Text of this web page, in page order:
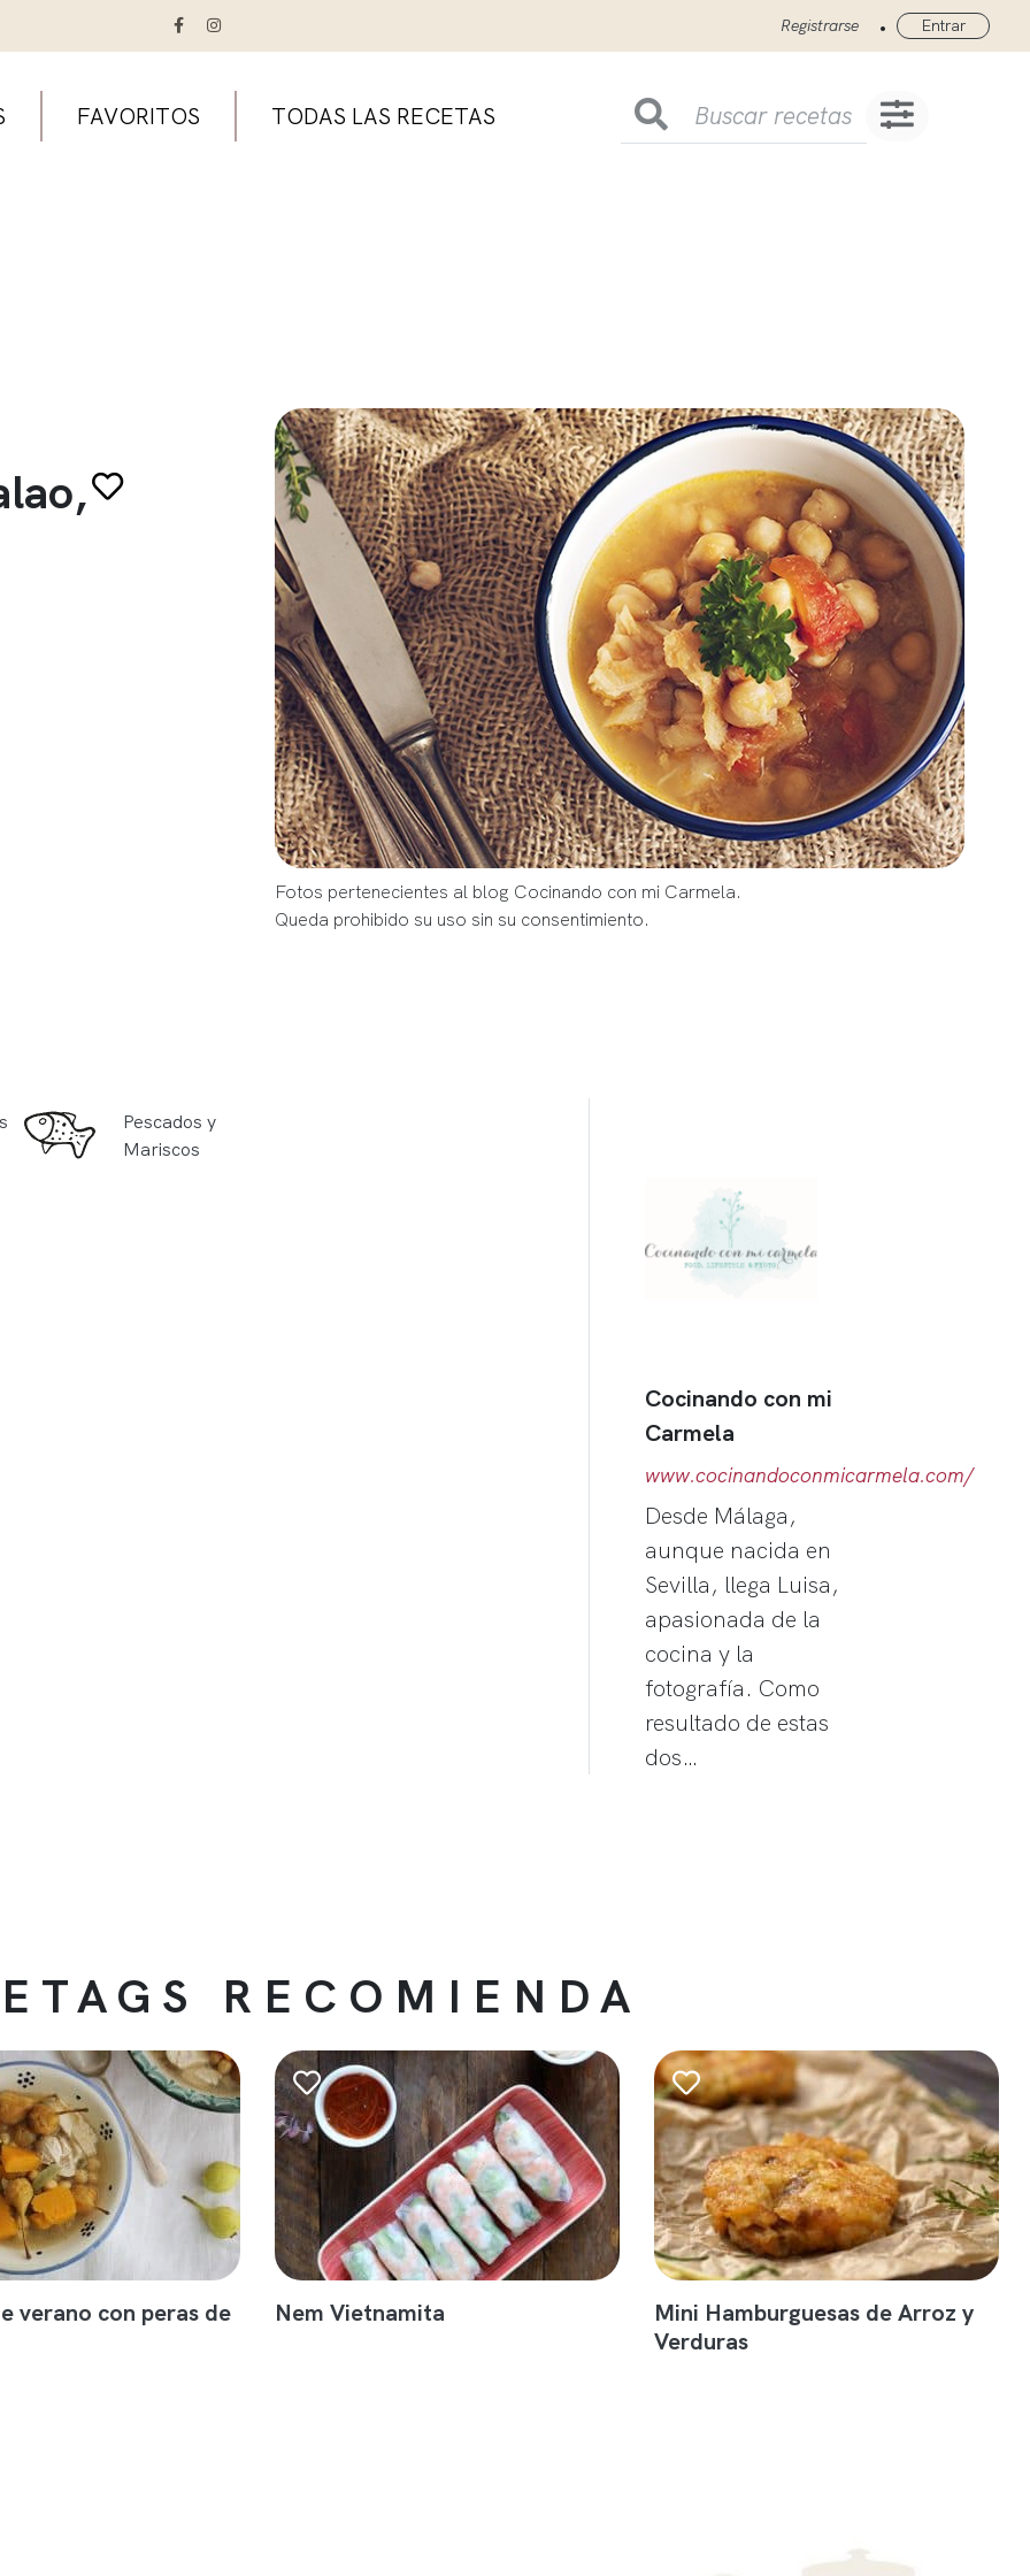
Registrarse • Entrar
FAVORITOS TODAS LAS RECETAS
Pescados y
Mariscos
Fotos pertenecientes al blog Cocinando con mi Carmela.
Queda prohibido su uso sin su consentimiento.
Cocinando con mi
Carmela
www.cocinandoconmicarmela.com/
Desde Málaga,
aunque nacida en
Sevilla, llega Luisa,
apasionada de la
cocina y la
fotografía. Como
resultado de estas
dos…
RECOMIENDA
verano con peras de Nem Vietnamita
Mini Hamburguesas de Arroz y
Verduras